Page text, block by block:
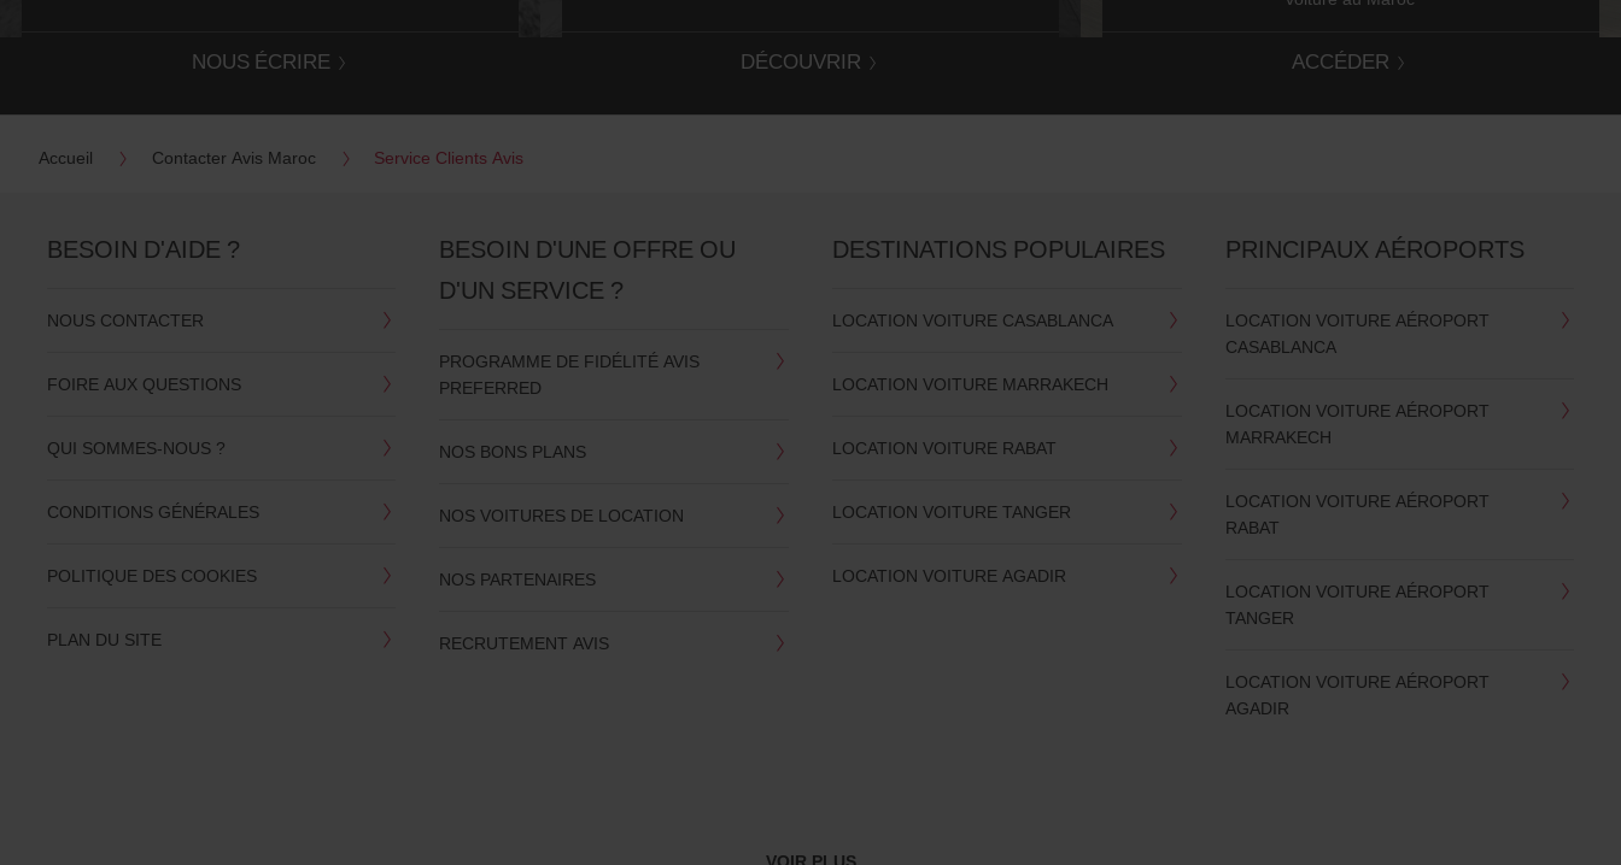
NOUS ÉCRIRE DÉCOUVRIR ACCÉDER
Accueil Contacter Avis Maroc Service Clients Avis
BESOIN D'AIDE ?
NOUS CONTACTER
FOIRE AUX QUESTIONS
QUI SOMMES-NOUS ?
CONDITIONS GÉNÉRALES
POLITIQUE DES COOKIES
PLAN DU SITE
BESOIN D'UNE OFFRE OU
D'UN SERVICE ?
PROGRAMME DE FIDÉLITÉ AVIS
PREFERRED
NOS BONS PLANS
NOS VOITURES DE LOCATION
NOS PARTENAIRES
RECRUTEMENT AVIS
DESTINATIONS POPULAIRES
LOCATION VOITURE CASABLANCA
LOCATION VOITURE MARRAKECH
LOCATION VOITURE RABAT
LOCATION VOITURE TANGER
LOCATION VOITURE AGADIR
PRINCIPAUX AÉROPORTS
LOCATION VOITURE AÉROPORT
CASABLANCA
LOCATION VOITURE AÉROPORT
MARRAKECH
LOCATION VOITURE AÉROPORT
RABAT
LOCATION VOITURE AÉROPORT
TANGER
LOCATION VOITURE AÉROPORT
AGADIR